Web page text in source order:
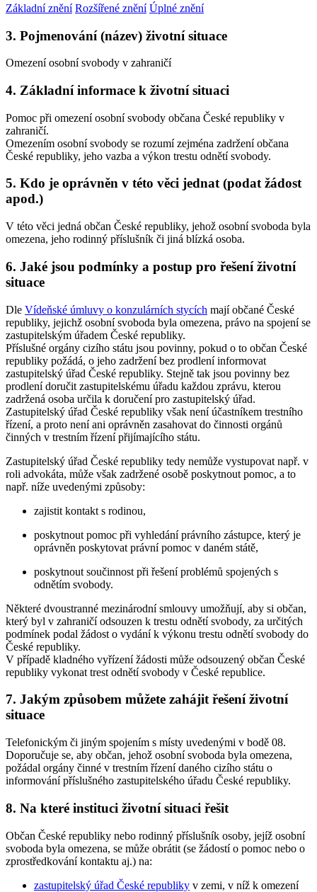
Základní znění Rozšířené znění Úplné znění
3. Pojmenování (název) životní situace
Omezení osobní svobody v zahraničí
4. Základní informace k životní situaci
Pomoc při omezení osobní svobody občana České republiky v
zahraničí.
Omezením osobní svobody se rozumí zejména zadržení občana
České republiky, jeho vazba a výkon trestu odnětí svobody.
5. Kdo je oprávněn v této věci jednat (podat žádost
apod.)
V této věci jedná občan České republiky, jehož osobní svoboda byla
omezena, jeho rodinný příslušník či jiná blízká osoba.
6. Jaké jsou podmínky a postup pro řešení životní
situace
Dle Vídeňské úmluvy o konzulárních stycích mají občané České
republiky, jejichž osobní svoboda byla omezena, právo na spojení se
zastupitelským úřadem České republiky.
Příslušné orgány cizího státu jsou povinny, pokud o to občan České
republiky požádá, o jeho zadržení bez prodlení informovat
zastupitelský úřad České republiky. Stejně tak jsou povinny bez
prodlení doručit zastupitelskému úřadu každou zprávu, kterou
zadržená osoba určila k doručení pro zastupitelský úřad.
Zastupitelský úřad České republiky však není účastníkem trestního
řízení, a proto není ani oprávněn zasahovat do činnosti orgánů
činných v trestním řízení přijímajícího státu.
Zastupitelský úřad České republiky tedy nemůže vystupovat např. v
roli advokáta, může však zadržené osobě poskytnout pomoc, a to
např. níže uvedenými způsoby:
zajistit kontakt s rodinou,
poskytnout pomoc při vyhledání právního zástupce, který je
oprávněn poskytovat právní pomoc v daném státě,
poskytnout součinnost při řešení problémů spojených s
odnětím svobody.
Některé dvoustranné mezinárodní smlouvy umožňují, aby si občan,
který byl v zahraničí odsouzen k trestu odnětí svobody, za určitých
podmínek podal žádost o vydání k výkonu trestu odnětí svobody do
České republiky.
V případě kladného vyřízení žádosti může odsouzený občan České
republiky vykonat trest odnětí svobody v České republice.
7. Jakým způsobem můžete zahájit řešení životní
situace
Telefonickým či jiným spojením s místy uvedenými v bodě 08.
Doporučuje se, aby občan, jehož osobní svoboda byla omezena,
požádal orgány činné v trestním řízení daného cizího státu o
informování příslušného zastupitelského úřadu České republiky.
8. Na které instituci životní situaci řešit
Občan České republiky nebo rodinný příslušník osoby, jejíž osobní
svoboda byla omezena, se může obrátit (se žádostí o pomoc nebo o
zprostředkování kontaktu aj.) na:
zastupitelský úřad České republiky v zemi, v níž k omezení